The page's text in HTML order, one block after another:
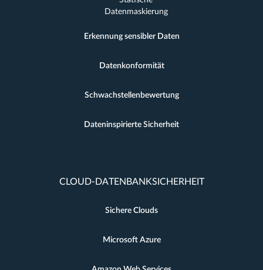
Datenmaskierung
Erkennung sensibler Daten
Datenkonformität
Schwachstellenbewertung
Dateninspirierte Sicherheit
CLOUD-DATENBANKSICHERHEIT
Sichere Clouds
Microsoft Azure